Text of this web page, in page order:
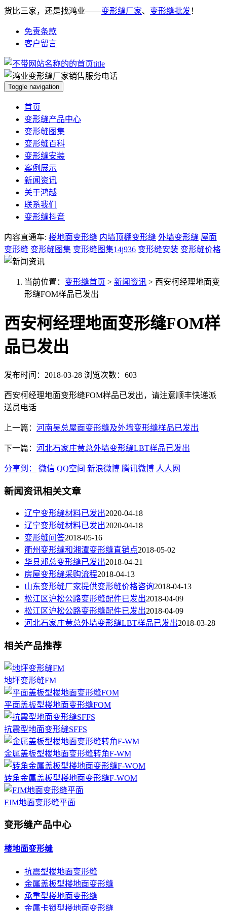
货比三家，还是找鸿业——变形缝厂家、 变形缝批发 ！
免责条款
客户留言
Toggle navigation
首页
变形缝产品中心
变形缝图集
变形缝百科
变形缝安装
案例展示
新闻资讯
关于鸿越
联系我们
变形缝抖音
内容直通车: 楼地面变形缝 内墙顶棚变形缝 外墙变形缝 屋面
变形缝 变形缝图集 变形缝图集14j936 变形缝安装 变形缝价格
当前位置： 变形缝首页 > 新闻资讯 > 西安柯经理地面变
形缝FOM样品已发出
西安柯经理地面变形缝FOM样
品已发出
发布时间：2018-03-28 浏览次数：603
西安柯经理地面变形缝FOM样品已发出，请注意顺丰快递派
送员电话
上一篇： 河南吴总屋面变形缝及外墙变形缝样品已发出
下一篇： 河北石家庄黄总外墙变形缝LBT样品已发出
分享到： 微信 QQ空间 新浪微博 腾讯微博 人人网
新闻资讯相关文章
辽宁变形缝材料已发出2020-04-18
辽宁变形缝材料已发出2020-04-18
变形缝问答2018-05-16
衢州变形缝和湘潭变形缝直销点2018-05-02
华县邓总变形缝已发出2018-04-21
房屋变形缝采购流程2018-04-13
山东变形缝厂家提供变形缝价格咨询2018-04-13
松江区沪松公路变形缝配件已发出2018-04-09
松江区沪松公路变形缝配件已发出2018-04-09
河北石家庄黄总外墙变形缝LBT样品已发出2018-03-28
相关产品推荐
地坪变形缝FM
平面盖板型楼地面变形缝FOM
抗震型地面变形缝SFFS
金属盖板型楼地面变形缝转角F-WM
转角金属盖板型楼地面变形缝F-WOM
FJM地面变形缝平面
变形缝产品中心
楼地面变形缝
抗震型楼地面变形缝
金属盖板型楼地面变形缝
承重型楼地面变形缝
金属卡锁型楼地面变形缝